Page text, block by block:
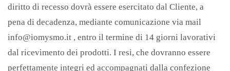
diritto di recesso dovrà essere esercitato dal Cliente, a
pena di decadenza, mediante comunicazione via mail
info@iomysmo.it , entro il termine di 14 giorni lavorativi
dal ricevimento dei prodotti. I resi, che dovranno essere
perfettamente integri ed accompagnati dalla confezione